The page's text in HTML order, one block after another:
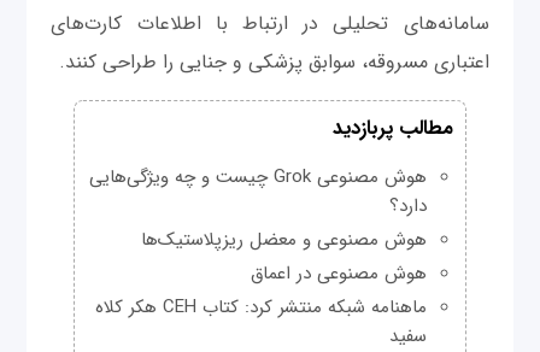
سامانه‌های تحلیلی در ارتباط با اطلاعات کارت‌های
اعتباری مسروقه، سوابق پزشکی و جنایی را طراحی کنند.
مطالب پربازدید
هوش مصنوعی Grok چیست و چه ویژگی‌هایی
دارد؟
هوش مصنوعی و معضل ریزپلاستیک‌ها
هوش مصنوعی در اعماق
ماهنامه شبکه منتشر کرد: کتاب CEH هکر کلاه
سفید